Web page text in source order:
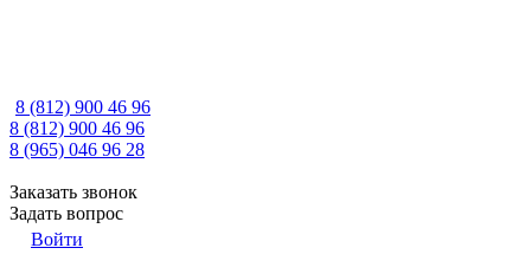
8 (812) 900 46 96
8 (812) 900 46 96
8 (965) 046 96 28
Заказать звонок
Задать вопрос
Войти